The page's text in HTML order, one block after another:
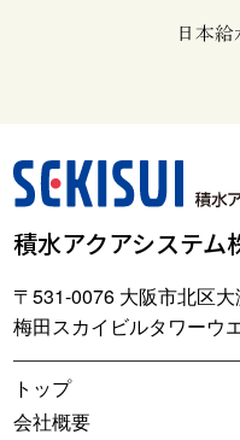
積水アクアシステム
〒531-0076 大阪市北区
梅田スカイビルタワーウ
トップ
会社概要